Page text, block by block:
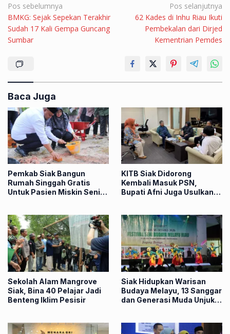
Navigasi
pos
Pos sebelumnya
BMKG: Sejak Sepekan Terakhir
Sudah 17 Kali Gempa Guncang
Sumbar
Pos selanjutnya
62 Kades di Inhu Riau Ikuti
Pembekalan dari Dirjed
Kementrian Pemdes
Baca Juga
Pemkab Siak Bangun
Rumah Singgah Gratis
Untuk Pasien Miskin Senilai
KITB Siak Didorong
Kembali Masuk PSN,
Bupati Afni Juga Usulkan
Sekolah Alam Mangrove
Siak, Bina 40 Pelajar Jadi
Benteng Iklim Pesisir
Siak Hidupkan Warisan
Budaya Melayu, 13 Sanggar
dan Generasi Muda Unjuk